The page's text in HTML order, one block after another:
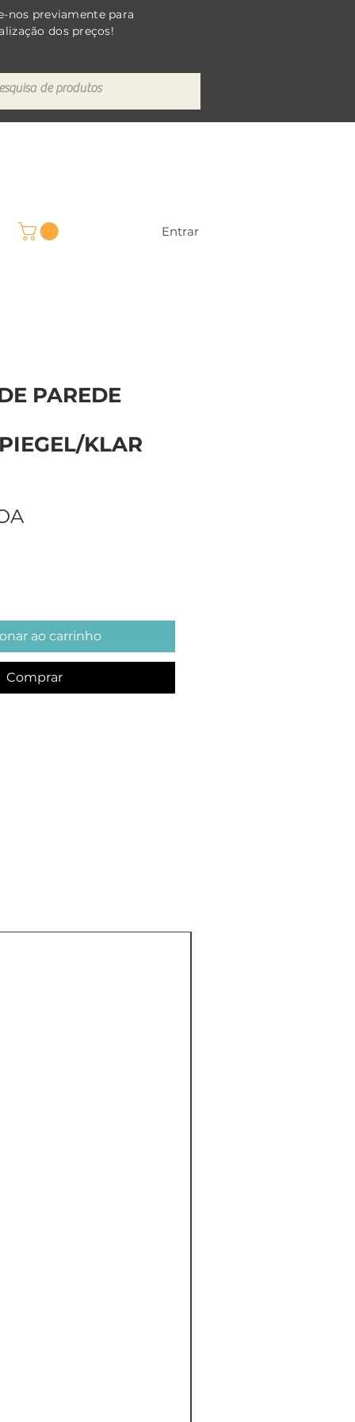
nos previamente para
dos preços!
Entrar
PAREDE
KLAR
Preço
ao carrinho
Comprar